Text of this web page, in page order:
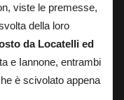
viste le premesse,
della loro
da Locatelli ed
e Iannone, entrambi
è scivolato appena